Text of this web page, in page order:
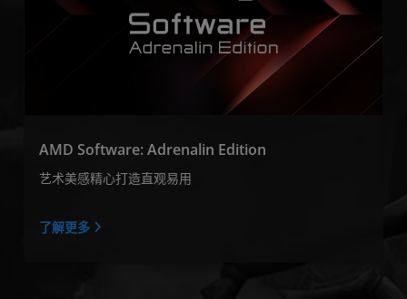
AMD Software: Adrenalin Edition
艺术美感精心打造直观易用
了解更多